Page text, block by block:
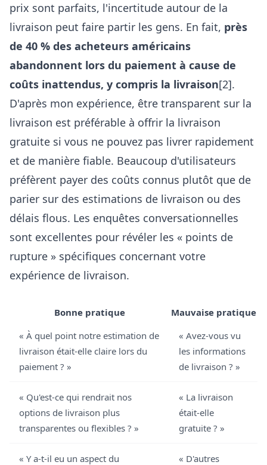
prix sont parfaits, l'incertitude autour de la
livraison peut faire partir les gens. En fait, près
de 40 % des acheteurs américains
abandonnent lors du paiement à cause de
coûts inattendus, y compris la livraison[2].
D'après mon expérience, être transparent sur la
livraison est préférable à offrir la livraison
gratuite si vous ne pouvez pas livrer rapidement
et de manière fiable. Beaucoup d'utilisateurs
préfèrent payer des coûts connus plutôt que de
parier sur des estimations de livraison ou des
délais flous. Les enquêtes conversationnelles
sont excellentes pour révéler les « points de
rupture » spécifiques concernant votre
expérience de livraison.
Bonne pratique
Mauvaise pratique
« À quel point notre estimation de
livraison était-elle claire lors du
paiement ? »
« Avez-vous vu
les informations
de livraison ? »
« Qu'est-ce qui rendrait nos
options de livraison plus
transparentes ou flexibles ? »
« La livraison
était-elle
gratuite ? »
« Y a-t-il eu un aspect du
« D'autres